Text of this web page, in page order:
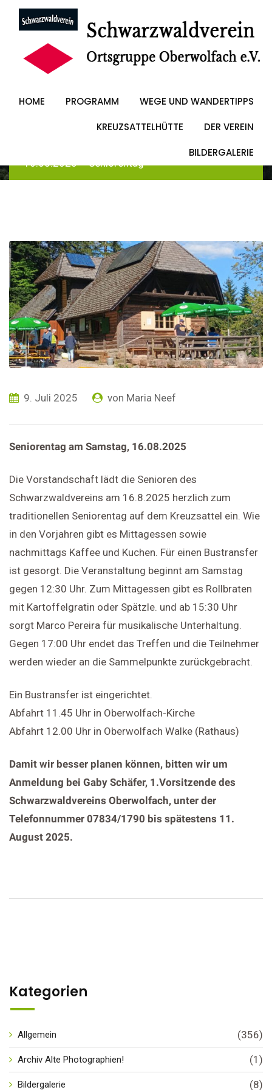
HOME PROGRAMM
WEGE UND WANDERTIPPS
KREUZSATTELHÜTTE
DER VEREIN
BILDERGALERIE
16.08.2025 –
Seniorentag
Blog-Allgemein
-16.08.2025 – Seniorentag
9. Juli 2025 von Maria Neef
Seniorentag am Samstag, 16.08.2025
Die Vorstandschaft lädt die Senioren des
Schwarzwaldvereins am 16.8.2025 herzlich zum
traditionellen Seniorentag auf dem Kreuzsattel ein. Wie
in den Vorjahren gibt es Mittagessen sowie
nachmittags Kaffee und Kuchen. Für einen Bustransfer
ist gesorgt. Die Veranstaltung beginnt am Samstag
gegen 12:30 Uhr. Zum Mittagessen gibt es Rollbraten
mit Kartoffelgratin oder Spätzle. und ab 15:30 Uhr
sorgt Marco Pereira für musikalische Unterhaltung.
Gegen 17:00 Uhr endet das Treffen und die Teilnehmer
werden wieder an die Sammelpunkte zurückgebracht.
Ein Bustransfer ist eingerichtet.
Abfahrt 11.45 Uhr in Oberwolfach-Kirche
Abfahrt 12.00 Uhr in Oberwolfach Walke (Rathaus)
Damit wir besser planen können, bitten wir um
Anmeldung bei Gaby Schäfer, 1.Vorsitzende des
Schwarzwaldvereins Oberwolfach, unter der
Telefonnummer 07834/1790 bis spätestens 11.
August 2025.
Kategorien
Allgemein (356)
Archiv Alte Photographien! (1)
Bildergalerie (8)